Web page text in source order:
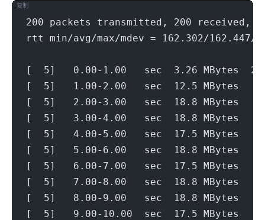
200 packets transmitted, 200 received,
rtt min/avg/max/mdev = 162.302/162.447/
[  5]   0.00-1.00   sec  3.26
[  5]   1.00-2.00   sec  12.5
[  5]   2.00-3.00   sec  18.8
[  5]   3.00-4.00   sec  18.8
[  5]   4.00-5.00   sec  17.5
[  5]   5.00-6.00   sec  18.8
[  5]   6.00-7.00   sec  17.5
[  5]   7.00-8.00   sec  18.8
[  5]   8.00-9.00   sec  18.8
[  5]   9.00-10.00  sec  17.5
复制